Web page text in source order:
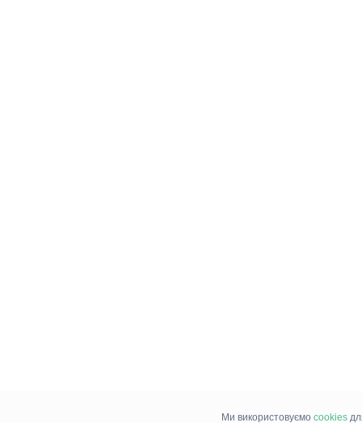
Ми використовуємо cookies